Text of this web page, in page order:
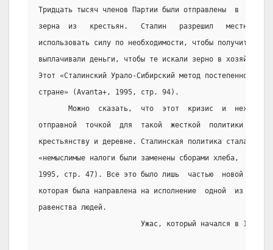
Тридцать тысяч членов Партии были отправлены  в
зерна  из   крестьян.   Сталин   разрешил   местным
использовать силу по необходимости, чтобы получить
выплачивали деньги, чтобы те искали зерно в
Этот «Сталинский Урало-Сибирский метод постепенно
стране» (Avanta+, 1995, стр. 94).
Можно  сказать,  что  этот  кризис  и  нехватка
отправной  точкой  для  такой  жесткой  политики
крестьянству и деревне. Сталинская политика стала еще
«немыслимые налоги были заменены сборами хлеба,
1995, стр. 47). Все это было лишь  частью  новой
которая была направлена на исполнение  одной  из
равенства людей.
                        Ужас, который начался в 1927